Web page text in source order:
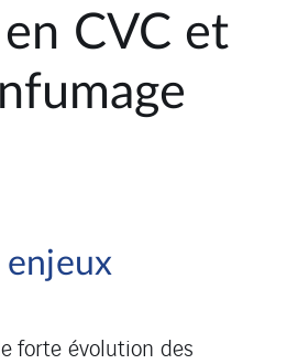
CVC et
forte évolution des